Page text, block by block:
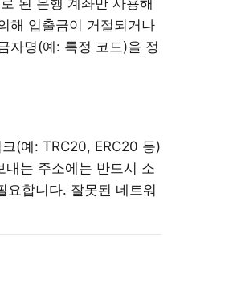
된 은행 계좌만 사용해
해 입출금이 거절되거나
자명(예: 특정 코드)을 정
(예: TRC20, ERC20 등)
는 주소에는 반드시 소
요합니다. 잘못된 네트워